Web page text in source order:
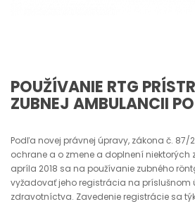
POUŽÍVANIE RTG
ZUBNEJ AMBULANCII
Podľa novej právnej úpravy, zákona č. 87/
ochrane a o zmene a doplnení niektorých
apríla 2018 sa na používanie zubného
vyžadovať jeho registrácia na príslušnom
zdravotníctva. Zavedenie registrácie sa